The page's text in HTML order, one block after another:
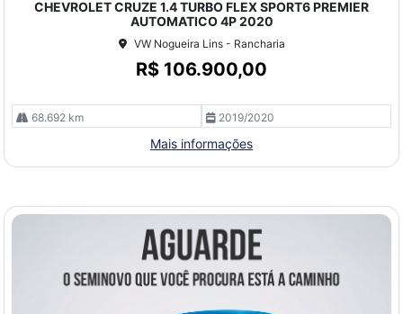
lhe
CHEVROLET CRUZE 1.4 TURBO FLEX SPORT6 PREMIER
AUTOMATICO 4P 2020
VW Nogueira Lins - Rancharia
R$ 106.900,00
68.692 km 2019/2020
Mais informações